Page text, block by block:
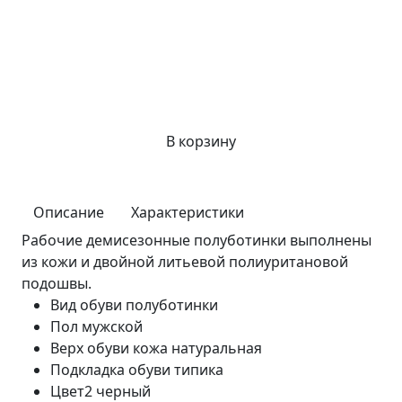
В корзину
Описание
Характеристики
Рабочие демисезонные полуботинки выполнены
из кожи и двойной литьевой полиуритановой
подошвы.
Вид обуви полуботинки
Пол мужской
Верх обуви кожа натуральная
Подкладка обуви типика
Цвет2 черный